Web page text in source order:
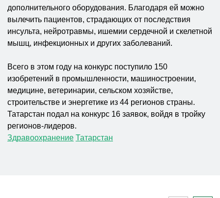
дополнительного оборудования. Благодаря ей можно
вылечить пациентов, страдающих от последствия
инсульта, нейротравмы, ишемии сердечной и скелетной
мышц, инфекционных и других заболеваний.
Всего в этом году на конкурс поступило 150
изобретений в промышленности, машиностроении,
медицине, ветеринарии, сельском хозяйстве,
строительстве и энергетике из 44 регионов страны.
Татарстан подал на конкурс 16 заявок, войдя в тройку
регионов-лидеров.
Здравоохранение Татарстан